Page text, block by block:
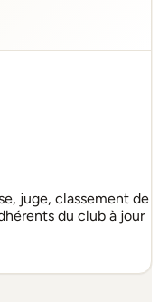
juge, classement de
du club à jour